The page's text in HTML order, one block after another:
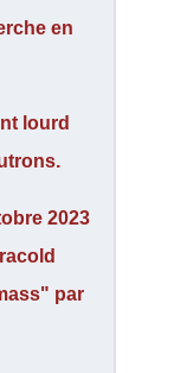
en
lourd
2023
par